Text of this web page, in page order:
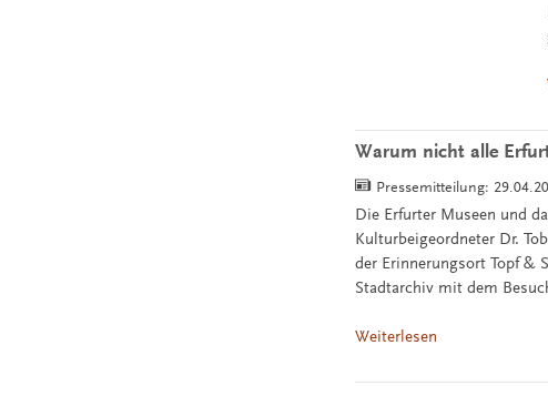
Warum nicht alle
Pressemitteilung:
Die Erfurter Museen und
Kulturbeigeordneter Dr.
der Erinnerungsort Topf &
Stadtarchiv mit dem
Weiterlesen